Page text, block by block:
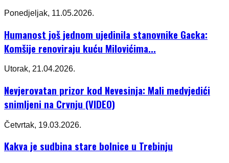
Ponedjeljak, 11.05.2026.
Humanost još jednom ujedinila stanovnike Gacka:
Komšije renoviraju kuću Milovićima...
Utorak, 21.04.2026.
Nevjerovatan prizor kod Nevesinja: Mali medvjedići
snimljeni na Crvnju (VIDEO)
Četvrtak, 19.03.2026.
Kakva je sudbina stare bolnice u Trebinju